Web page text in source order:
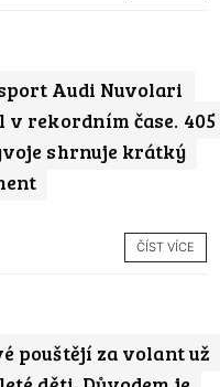
Audi Nuvolari
rekordním čase. 405
shrnuje krátký
ČÍST VÍCE
pouštějí za volant už